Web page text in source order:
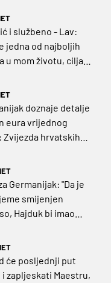
i službeno - Lav:
jedna od najboljih
u mom životu, ciljat
doznaje detalje
eura vrijednog
Zvijezda hrvatskih
Germanijak: "Da je
smijenjen
Hajduk bi imao
start od njega"
će posljednji put
zapljeskati Maestru,